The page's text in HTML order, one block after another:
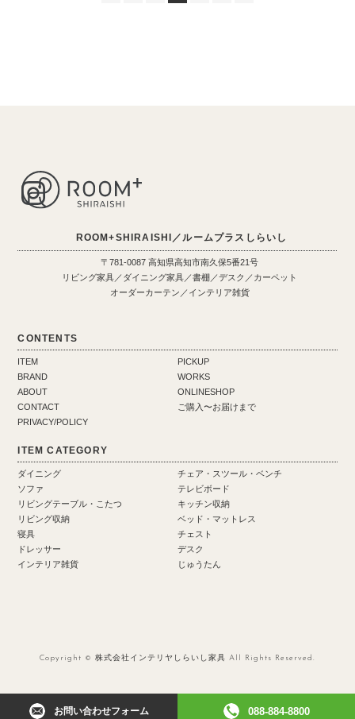
お問い合わせフォーム 088-884-8800
CONTENTS
ITEM
PICKUP
BRAND
WORKS
ABOUT
ONLINESHOP
CONTACT
ご購入〜お届けまで
PRIVACY/POLICY
ROOM+SHIRAISHI／ルームプラスしらいし
〒781-0087 高知県高知市南久保5番21号
リビング家具／ダイニング家具／書棚／デスク／カーペット
オーダーカーテン／インテリア雑貨
ITEM CATEGORY
ダイニング
チェア・スツール・ベンチ
ソファ
テレビボード
リビングテーブル・こたつ
キッチン収納
リビング収納
ベッド・マットレス
寝具
チェスト
ドレッサー
デスク
インテリア雑貨
じゅうたん
Copyright © 株式会社インテリヤしらいし家具 All Rights Reserved.